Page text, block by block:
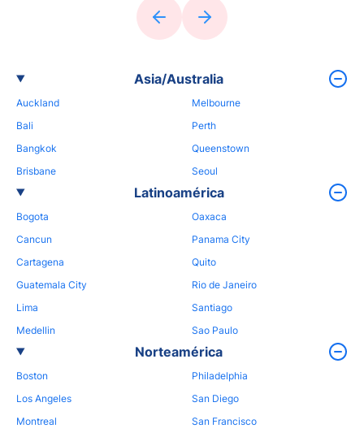
Asia/Australia
Auckland
Bali
Bangkok
Brisbane
Melbourne
Perth
Queenstown
Seoul
Latinoamérica
Bogota
Cancun
Cartagena
Guatemala City
Lima
Medellin
Oaxaca
Panama City
Quito
Rio de Janeiro
Santiago
Sao Paulo
Norteamérica
Boston
Los Angeles
Montreal
Philadelphia
San Diego
San Francisco